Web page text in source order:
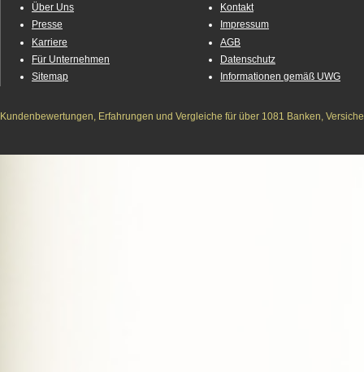
Über Uns
Presse
Karriere
Für Unternehmen
Sitemap
Kontakt
Impressum
AGB
Datenschutz
Informationen gemäß UWG
Kundenbewertungen, Erfahrungen und Vergleiche für über 1081 Banken,